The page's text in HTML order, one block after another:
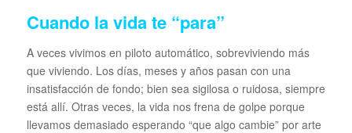
Cuando la vida te “para”
A veces vivimos en piloto automático, sobreviviendo más
que viviendo. Los días, meses y años pasan con una
insatisfacción de fondo; bien sea sigilosa o ruidosa, siempre
está allí. Otras veces, la vida nos frena de golpe porque
llevamos demasiado esperando “que algo cambie” por arte